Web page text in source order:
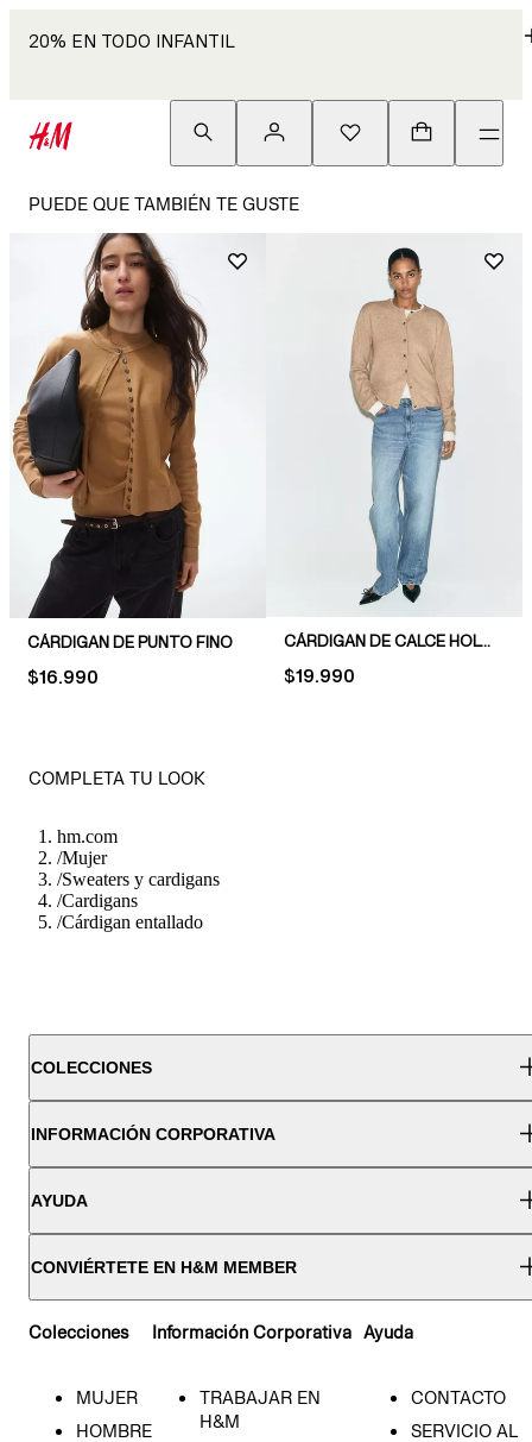
20% EN TODO INFANTIL
PUEDE QUE TAMBIÉN TE GUSTE
CÁRDIGAN DE PUNTO FINO
PRICE:
$16.990
CÁRDIGAN DE CALCE HOLGADO
PRICE:
$19.990
COMPLETA TU LOOK
hm.com
/Mujer
/Sweaters y cardigans
/Cardigans
/Cárdigan entallado
COLECCIONES
INFORMACIÓN CORPORATIVA
AYUDA
CONVIÉRTETE EN H&M MEMBER
Colecciones
MUJER
HOMBRE
Información Corporativa
TRABAJAR EN
H&M
Ayuda
CONTACTO
SERVICIO AL